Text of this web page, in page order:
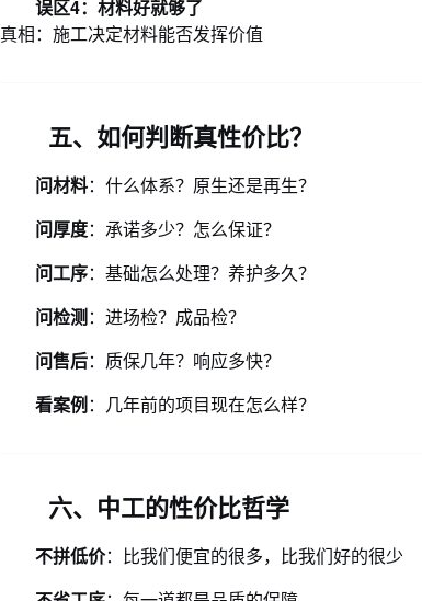
误区4：材料好就够了
真相：施工决定材料能否发挥价值
五、如何判断真性价比？
问材料：什么体系？原生还是再生？
问厚度：承诺多少？怎么保证？
问工序：基础怎么处理？养护多久？
问检测：进场检？成品检？
问售后：质保几年？响应多快？
看案例：几年前的项目现在怎么样？
六、中工的性价比哲学
不拼低价：比我们便宜的很多，比我们好的很少